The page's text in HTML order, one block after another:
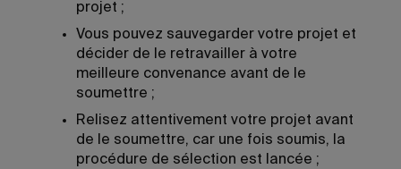
projet ;
Vous pouvez sauvegarder votre projet et
décider de le retravailler à votre
meilleure convenance avant de le
soumettre ;
Relisez attentivement votre projet avant
de le soumettre, car une fois soumis, la
procédure de sélection est lancée ;